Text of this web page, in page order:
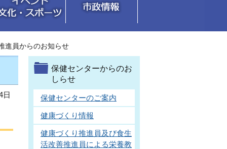
進員からのお知らせ
日
保健センターからのお
しらせ
保健センターのご案内
健康づくり情報
健康づくり推進員及び食生
活改善推進員による栄養教